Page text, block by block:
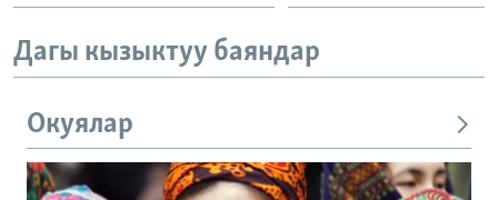
Дагы кызыктуу баяндар
Окуялар